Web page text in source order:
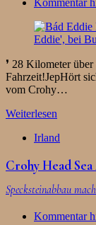
Kommentar
❜ 28 Kilometer
Fahrzeit!JepHört
vom Crohy…
Weiterlesen
Irland
Crohy Head
Specksteinabbau
Kommentar